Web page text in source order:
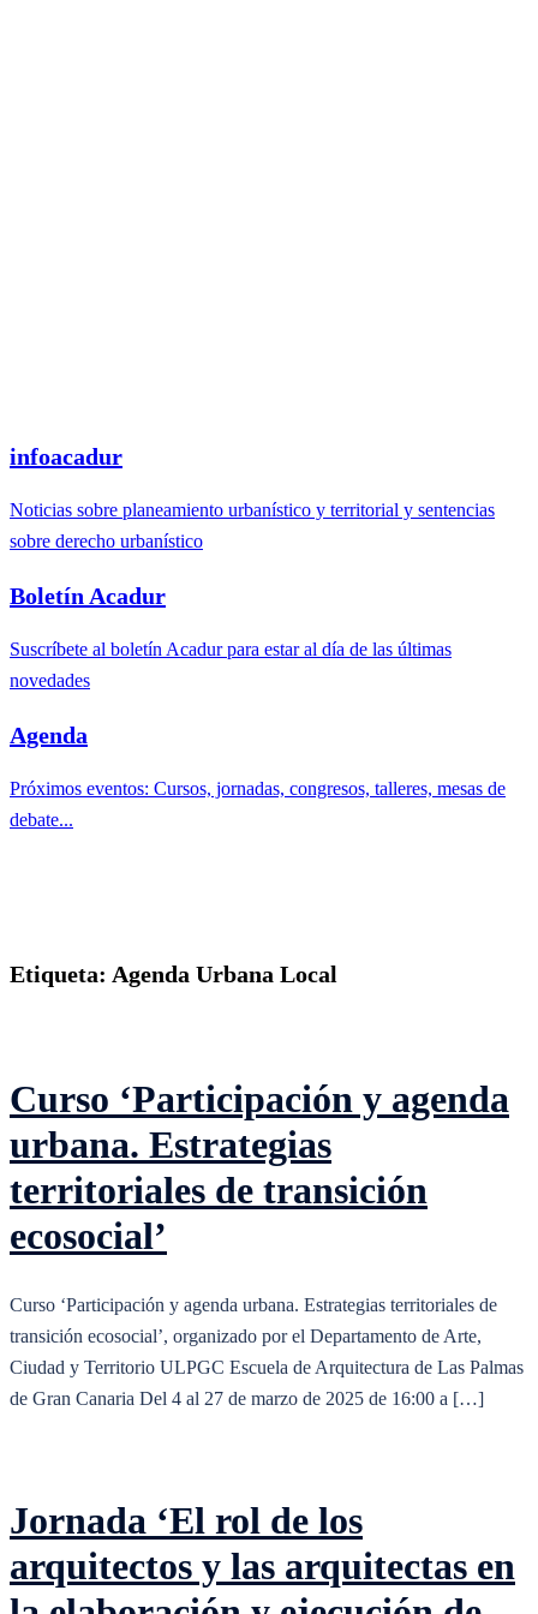
infoacadur
Noticias sobre planeamiento urbanístico y territorial y sentencias
sobre derecho urbanístico
Boletín Acadur
Suscríbete al boletín Acadur para estar al día de las últimas
novedades
Agenda
Próximos eventos: Cursos, jornadas, congresos, talleres, mesas de
debate...
Etiqueta: Agenda Urbana Local
Curso ‘Participación y agenda
urbana. Estrategias
territoriales de transición
ecosocial’
Curso ‘Participación y agenda urbana. Estrategias territoriales de
transición ecosocial’, organizado por el Departamento de Arte,
Ciudad y Territorio ULPGC Escuela de Arquitectura de Las Palmas
de Gran Canaria Del 4 al 27 de marzo de 2025 de 16:00 a […]
Jornada ‘El rol de los
arquitectos y las arquitectas en